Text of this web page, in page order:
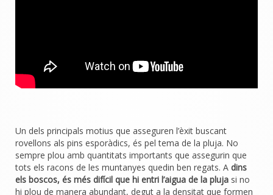
Un dels principals motius que asseguren l’èxit buscant
rovellons als pins esporàdics, és pel tema de la pluja. No
sempre plou amb quantitats importants que assegurin que
tots els racons de les muntanyes quedin ben regats. A dins
els boscos, és més difícil que hi entri l’aigua de la pluja si no
hi plou de manera abundant, degut a la densitat que formen